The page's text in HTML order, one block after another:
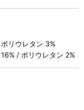
リウレタン 3%
/ ポリウレタン 2%